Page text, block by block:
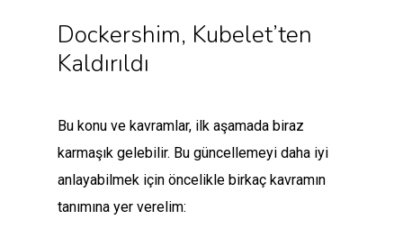
Dockershim, Kubelet’ten
Kaldırıldı
Bu konu ve kavramlar, ilk aşamada biraz
karmaşık gelebilir. Bu güncellemeyi daha iyi
anlayabilmek için öncelikle birkaç kavramın
tanımına yer verelim: